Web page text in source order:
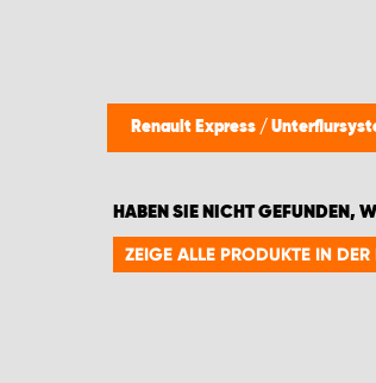
Renault Express /
HABEN SIE NICHT GEFUNDEN,
ZEIGE ALLE PRODUKTE IN